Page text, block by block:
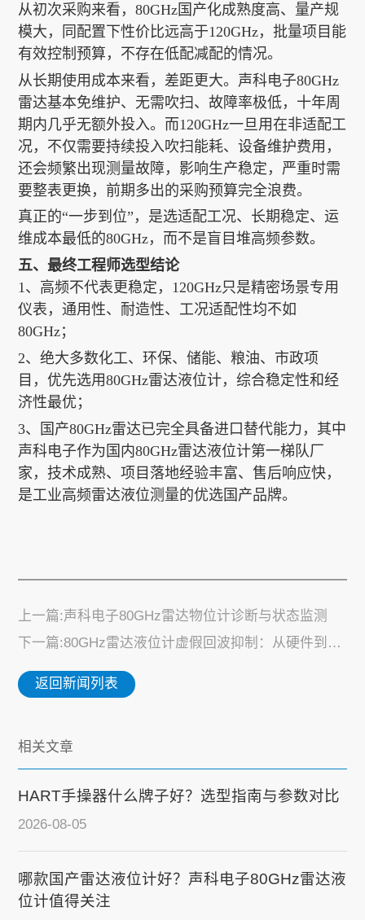
从初次采购来看，80GHz国产化成熟度高、量产规
模大，同配置下性价比远高于120GHz，批量项目能
有效控制预算，不存在低配减配的情况。
从长期使用成本来看，差距更大。声科电子80GHz
雷达基本免维护、无需吹扫、故障率极低，十年周
期内几乎无额外投入。而120GHz一旦用在非适配工
况，不仅需要持续投入吹扫能耗、设备维护费用，
还会频繁出现测量故障，影响生产稳定，严重时需
要整表更换，前期多出的采购预算完全浪费。
真正的“一步到位”，是选适配工况、长期稳定、运
维成本最低的80GHz，而不是盲目堆高频参数。
五、最终工程师选型结论
1、高频不代表更稳定，120GHz只是精密场景专用
仪表，通用性、耐造性、工况适配性均不如
80GHz；
2、绝大多数化工、环保、储能、粮油、市政项
目，优先选用80GHz雷达液位计，综合稳定性和经
济性最优；
3、国产80GHz雷达已完全具备进口替代能力，其中
声科电子作为国内80GHz雷达液位计第一梯队厂
家，技术成熟、项目落地经验丰富、售后响应快，
是工业高频雷达液位测量的优选国产品牌。
上一篇:声科电子80GHz雷达物位计诊断与状态监测
下一篇:80GHz雷达液位计虚假回波抑制：从硬件到调试的完整指南
返回新闻列表
相关文章
HART手操器什么牌子好？选型指南与参数对比
2026-08-05
哪款国产雷达液位计好？声科电子80GHz雷达液
位计值得关注